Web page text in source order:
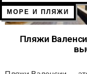
МОРЕ И ПЛЯЖИ
Пляжи